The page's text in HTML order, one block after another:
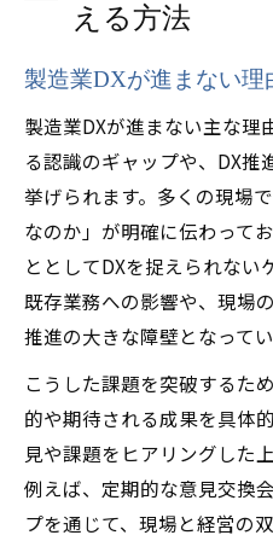
える方法
製造業DXが進まない理
製造業DXが進まない主な理
る認識のギャップや、DX推
挙げられます。多くの現場
なのか」が明確に伝わって
ととしてDXを捉えられない
既存業務への影響や、現場
推進の大きな障壁となってい
こうした課題を突破するた
的や期待される成果を具体
見や課題をヒアリングした
例えば、定期的な意見交換
プを通じて、現場と経営の